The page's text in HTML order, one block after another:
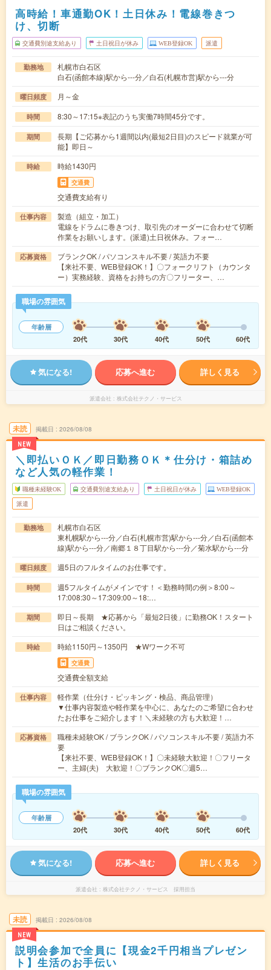
高時給！車通勤OK！土日休み！電線巻きつ
け、切断
交通費別途支給あり 土日祝日が休み WEB登録OK 派遣
勤務地
札幌市白石区
白石(函館本線)駅から---分／白石(札幌市営)駅から---分
曜日頻度 月～金
時間 8:30～17:15※表記のうち実働7時間45分です。
期間
長期【ご応募から1週間以内(最短2日目)のスピード就業が可
能】即日～
時給 時給1430円
交通費
交通費支給有り
仕事内容
製造（組立・加工）
電線をドラムに巻きつけ、取引先のオーダーに合わせて切断
作業をお願いします。(派遣)土日祝休み。フォー…
応募資格
ブランクOK / パソコンスキル不要 / 英語力不要
【来社不要、WEB登録OK！】〇フォークリフト（カウンタ
ー）実務経験、資格をお持ちの方〇フリーター、…
職場の雰囲気
年齢層
20代
30代 40代 50代 60代
気になる! 応募へ進む 詳しく見る
派遣会社 株式会社テクノ・サービス
未読
NEW
掲載日 2026/08/08
＼即払いＯＫ／即日勤務ＯＫ＊仕分け・箱詰め
など人気の軽作業！
職種未経験OK 交通費別途支給あり 土日祝日が休み WEB登録OK
派遣
勤務地
札幌市白石区
東札幌駅から---分／白石(札幌市営)駅から---分／白石(函館本
線)駅から---分／南郷１８丁目駅から---分／菊水駅から---分
曜日頻度 週5日のフルタイムのお仕事です。
時間
週5フルタイムがメインです！＜勤務時間の例＞8:00～
17:008:30～17:309:00～18:…
期間
即日～長期 ★応募から「最短2日後」に勤務OK！スタート
日はご相談ください。
時給 時給1150円～1350円 ★Wワーク不可
交通費
交通費全額支給
仕事内容
軽作業（仕分け・ピッキング・検品、商品管理）
▼仕事内容製造や軽作業を中心に、あなたのご希望に合わせ
たお仕事をご紹介します！＼未経験の方も大歓迎！…
応募資格
職種未経験OK / ブランクOK / パソコンスキル不要 / 英語力不
要
【来社不要、WEB登録OK！】〇未経験大歓迎！〇フリータ
ー、主婦(夫) 大歓迎！〇ブランクOK〇週5…
職場の雰囲気
年齢層
20代
30代 40代 50代 60代
気になる! 応募へ進む 詳しく見る
派遣会社 株式会社テクノ・サービス 採用担当
未読
NEW
掲載日 2026/08/08
説明会参加で全員に【現金2千円相当プレゼン
ト】生活のお手伝い